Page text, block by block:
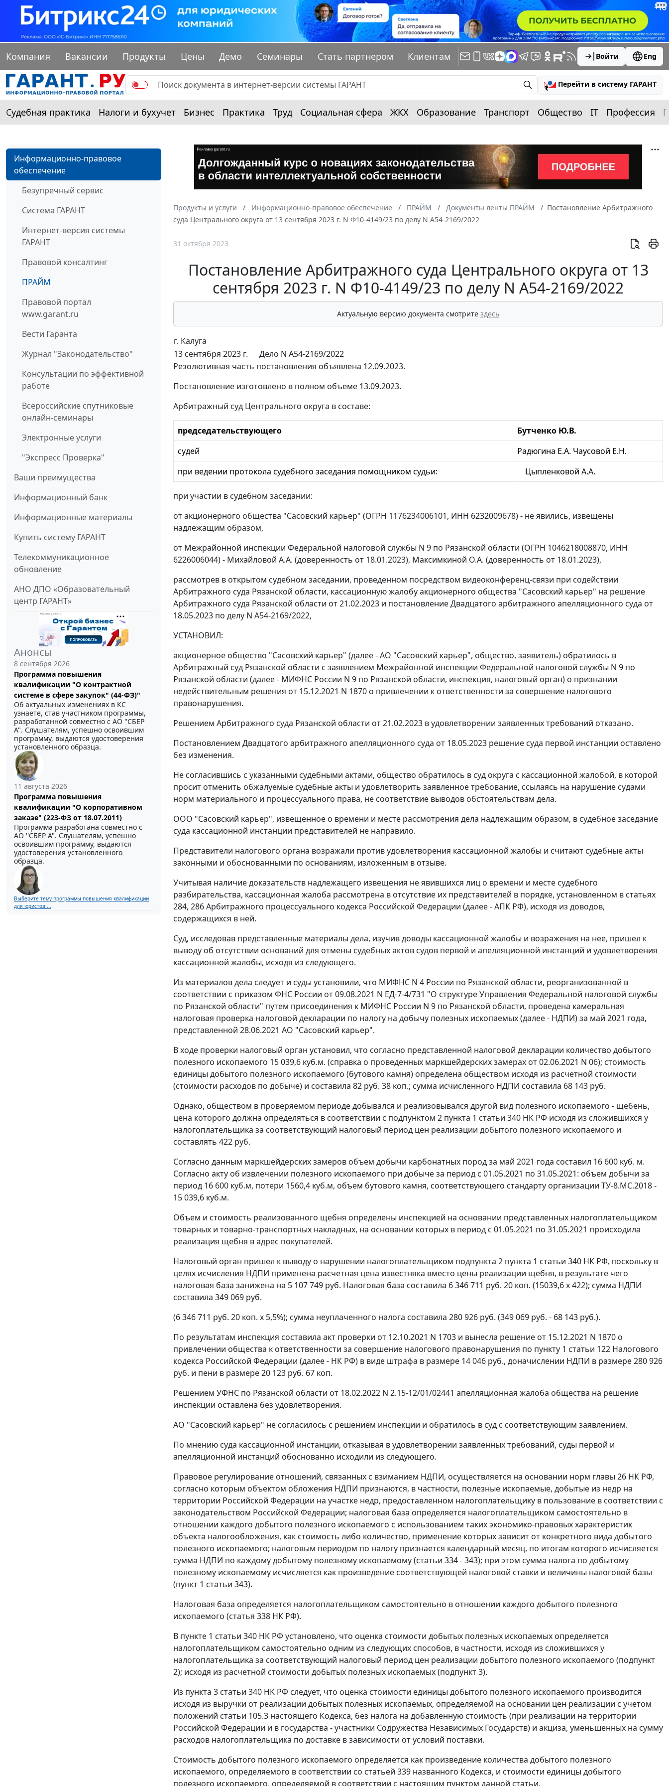
Компания Вакансии Продукты Цены Демо Семинары Стать партнером Клиентам Войти Eng
Перейти в систему ГАРАНТ
Судебная практика Налоги и бухучет Бизнес Практика Труд Социальная сфера ЖКХ Образование Транспорт Общество IT Профессия
Информационно-правовое
обеспечение
Безупречный сервис
Система ГАРАНТ
Интернет-версия системы
ГАРАНТ
Правовой консалтинг
ПРАЙМ
Правовой портал
www.garant.ru
Вести Гаранта
Журнал "Законодательство"
Консультации по эффективной
работе
Всероссийские спутниковые
онлайн-семинары
Электронные услуги
"Экспресс Проверка"
Ваши преимущества
Информационный банк
Информационные материалы
Купить систему ГАРАНТ
Телекоммуникационное
обновление
АНО ДПО «Образовательный
центр ГАРАНТ»
Анонсы
8 сентября 2026
Программа повышения
квалификации "О контрактной
системе в сфере закупок" (44-ФЗ)"
Об актуальных изменениях в КС
узнаете, став участником программы,
разработанной совместно с АО ''СБЕР
А". Слушателям, успешно освоившим
программу, выдаются удостоверения
установленного образца.
11 августа 2026
Программа повышения
квалификации "О корпоративном
заказе" (223-ФЗ от 18.07.2011)
Программа разработана совместно с
АО ''СБЕР А". Слушателям, успешно
освоившим программу, выдаются
удостоверения установленного
образца.
Выберите тему программы повышения квалификации
для юристов ...
Продукты и услуги Информационно-правовое обеспечение ПРАЙМ Документы ленты ПРАЙМ
Постановление Арбитражного
суда Центрального округа от 13 сентября 2023 г. N Ф10-4149/23 по делу N А54-2169/2022
31 октября 2023
Постановление Арбитражного суда Центрального округа от 13
сентября 2023 г. N Ф10-4149/23 по делу N А54-2169/2022
Актуальную версию документа смотрите здесь
г. Калуга
13 сентября 2023 г.
Дело N А54-2169/2022
Резолютивная часть постановления объявлена 12.09.2023.
Постановление изготовлено в полном объеме 13.09.2023.
Арбитражный суд Центрального округа в составе:
председательствующего
Бутченко Ю.В.
судей
Радюгина Е.А. Чаусовой Е.Н.
при ведении протокола судебного заседания помощником судьи:
Цыпленковой А.А.
при участии в судебном заседании:
от акционерного общества "Сасовский карьер" (ОГРН 1176234006101, ИНН 6232009678) - не явились, извещены
надлежащим образом,
от Межрайонной инспекции Федеральной налоговой службы N 9 по Рязанской области (ОГРН 1046218008870, ИНН
6226006044) - Михайловой А.А. (доверенность от 18.01.2023), Максимкиной О.А. (доверенность от 18.01.2023),
рассмотрев в открытом судебном заседании, проведенном посредством видеоконференц-связи при содействии
Арбитражного суда Рязанской области, кассационную жалобу акционерного общества "Сасовский карьер" на решение
Арбитражного суда Рязанской области от 21.02.2023 и постановление Двадцатого арбитражного апелляционного суда от
18.05.2023 по делу N А54-2169/2022,
УСТАНОВИЛ:
акционерное общество "Сасовский карьер" (далее - АО "Сасовский карьер", общество, заявитель) обратилось в
Арбитражный суд Рязанской области с заявлением Межрайонной инспекции Федеральной налоговой службы N 9 по
Рязанской области (далее - МИФНС России N 9 по Рязанской области, инспекция, налоговый орган) о признании
недействительным решения от 15.12.2021 N 1870 о привлечении к ответственности за совершение налогового
правонарушения.
Решением Арбитражного суда Рязанской области от 21.02.2023 в удовлетворении заявленных требований отказано.
Постановлением Двадцатого арбитражного апелляционного суда от 18.05.2023 решение суда первой инстанции оставлено
без изменения.
Не согласившись с указанными судебными актами, общество обратилось в суд округа с кассационной жалобой, в которой
просит отменить обжалуемые судебные акты и удовлетворить заявленное требование, ссылаясь на нарушение судами
норм материального и процессуального права, не соответствие выводов обстоятельствам дела.
ООО "Сасовский карьер", извещенное о времени и месте рассмотрения дела надлежащим образом, в судебное заседание
суда кассационной инстанции представителей не направило.
Представители налогового органа возражали против удовлетворения кассационной жалобы и считают судебные акты
законными и обоснованными по основаниям, изложенным в отзыве.
Учитывая наличие доказательств надлежащего извещения не явившихся лиц о времени и месте судебного
разбирательства, кассационная жалоба рассмотрена в отсутствие их представителей в порядке, установленном в статьях
284, 286 Арбитражного процессуального кодекса Российской Федерации (далее - АПК РФ), исходя из доводов,
содержащихся в ней.
Суд, исследовав представленные материалы дела, изучив доводы кассационной жалобы и возражения на нее, пришел к
выводу об отсутствии оснований для отмены судебных актов судов первой и апелляционной инстанций и удовлетворения
кассационной жалобы, исходя из следующего.
Из материалов дела следует и суды установили, что МИФНС N 4 России по Рязанской области, реорганизованной в
соответствии с приказом ФНС России от 09.08.2021 N ЕД-7-4/731 "О структуре Управления Федеральной налоговой службы
по Рязанской области" путем присоединения к МИФНС России N 9 по Рязанской области, проведена камеральная
налоговая проверка налоговой декларации по налогу на добычу полезных ископаемых (далее - НДПИ) за май 2021 года,
представленной 28.06.2021 АО "Сасовский карьер".
В ходе проверки налоговый орган установил, что согласно представленной налоговой декларации количество добытого
полезного ископаемого 15 039,6 куб.м. (справка о проведенных маркшейдерских замерах от 02.06.2021 N 06); стоимость
единицы добытого полезного ископаемого (бутового камня) определена обществом исходя из расчетной стоимости
(стоимости расходов по добыче) и составила 82 руб. 38 коп.; сумма исчисленного НДПИ составила 68 143 руб.
Однако, обществом в проверяемом периоде добывался и реализовывался другой вид полезного ископаемого - щебень,
цена которого должна определяться в соответствии с подпунктом 2 пункта 1 статьи 340 НК РФ исходя из сложившихся у
налогоплательщика за соответствующий налоговый период цен реализации добытого полезного ископаемого и
составлять 422 руб.
Согласно данным маркшейдерских замеров объем добычи карбонатных пород за май 2021 года составил 16 600 куб. м.
Согласно акту об извлечении полезного ископаемого при добыче за период с 01.05.2021 по 31.05.2021: объем добычи за
период 16 600 куб.м, потери 1560,4 куб.м, объем бутового камня, соответствующего стандарту организации ТУ-8.МС.2018 -
15 039,6 куб.м.
Объем и стоимость реализованного щебня определены инспекцией на основании представленных налогоплательщиком
товарных и товарно-транспортных накладных, на основании которых в период с 01.05.2021 по 31.05.2021 происходила
реализация щебня в адрес покупателей.
Налоговый орган пришел к выводу о нарушении налогоплательщиком подпункта 2 пункта 1 статьи 340 НК РФ, поскольку в
целях исчисления НДПИ применена расчетная цена известняка вместо цены реализации щебня, в результате чего
налоговая база занижена на 5 107 749 руб. Налоговая база составила 6 346 711 руб. 20 коп. (15039,6 x 422); сумма НДПИ
составила 349 069 руб.
(6 346 711 руб. 20 коп. x 5,5%); сумма неуплаченного налога составила 280 926 руб. (349 069 руб. - 68 143 руб.).
По результатам инспекция составила акт проверки от 12.10.2021 N 1703 и вынесла решение от 15.12.2021 N 1870 о
привлечении общества к ответственности за совершение налогового правонарушения по пункту 1 статьи 122 Налогового
кодекса Российской Федерации (далее - НК РФ) в виде штрафа в размере 14 046 руб., доначислении НДПИ в размере 280 926
руб. и пени в размере 20 123 руб. 67 коп.
Решением УФНС по Рязанской области от 18.02.2022 N 2.15-12/01/02441 апелляционная жалоба общества на решение
инспекции оставлена без удовлетворения.
АО "Сасовский карьер" не согласилось с решением инспекции и обратилось в суд с соответствующим заявлением.
По мнению суда кассационной инстанции, отказывая в удовлетворении заявленных требований, суды первой и
апелляционной инстанций обоснованно исходили из следующего.
Правовое регулирование отношений, связанных с взиманием НДПИ, осуществляется на основании норм главы 26 НК РФ,
согласно которым объектом обложения НДПИ признаются, в частности, полезные ископаемые, добытые из недр на
территории Российской Федерации на участке недр, предоставленном налогоплательщику в пользование в соответствии с
законодательством Российской Федерации; налоговая база определяется налогоплательщиком самостоятельно в
отношении каждого добытого полезного ископаемого с использованием таких экономико-правовых характеристик
объекта налогообложения, как стоимость либо количество, применение которых зависит от конкретного вида добытого
полезного ископаемого; налоговым периодом по налогу признается календарный месяц, по итогам которого исчисляется
сумма НДПИ по каждому добытому полезному ископаемому (статьи 334 - 343); при этом сумма налога по добытому
полезному ископаемому исчисляется как произведение соответствующей налоговой ставки и величины налоговой базы
(пункт 1 статьи 343).
Налоговая база определяется налогоплательщиком самостоятельно в отношении каждого добытого полезного
ископаемого (статья 338 НК РФ).
В пункте 1 статьи 340 НК РФ установлено, что оценка стоимости добытых полезных ископаемых определяется
налогоплательщиком самостоятельно одним из следующих способов, в частности, исходя из сложившихся у
налогоплательщика за соответствующий налоговый период цен реализации добытого полезного ископаемого (подпункт
2); исходя из расчетной стоимости добытых полезных ископаемых (подпункт 3).
Из пункта 3 статьи 340 НК РФ следует, что оценка стоимости единицы добытого полезного ископаемого производится
исходя из выручки от реализации добытых полезных ископаемых, определяемой на основании цен реализации с учетом
положений статьи 105.3 настоящего Кодекса, без налога на добавленную стоимость (при реализации на территории
Российской Федерации и в государства - участники Содружества Независимых Государств) и акциза, уменьшенных на сумму
расходов налогоплательщика по доставке в зависимости от условий поставки.
Стоимость добытого полезного ископаемого определяется как произведение количества добытого полезного
ископаемого, определяемого в соответствии со статьей 339 названного Кодекса, и стоимости единицы добытого
полезного ископаемого, определяемой в соответствии с настоящим пунктом данной статьи.